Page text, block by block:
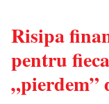
Risipa
pentru
„pierdem”